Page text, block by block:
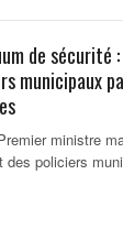
de sécurité :
municipaux
ministre
des policiers